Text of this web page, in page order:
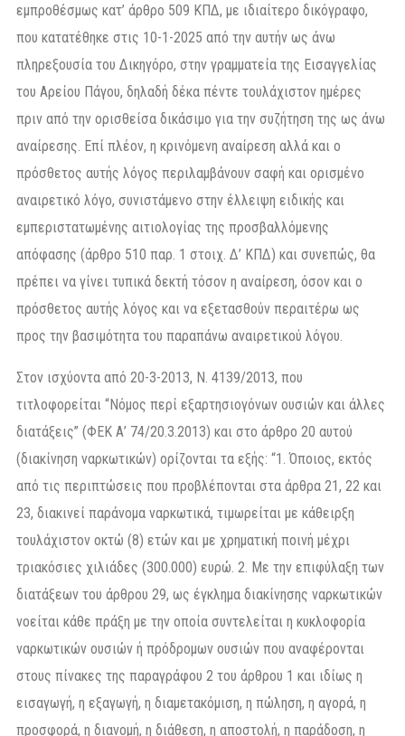
εμπροθέσμως κατ’ άρθρο 509 ΚΠΔ, με ιδιαίτερο δικόγραφο,
που κατατέθηκε στις 10-1-2025 από την αυτήν ως άνω
πληρεξουσία του Δικηγόρο, στην γραμματεία της Εισαγγελίας
του Αρείου Πάγου, δηλαδή δέκα πέντε τουλάχιστον ημέρες
πριν από την ορισθείσα δικάσιμο για την συζήτηση της ως άνω
αναίρεσης. Επί πλέον, η κρινόμενη αναίρεση αλλά και ο
πρόσθετος αυτής λόγος περιλαμβάνουν σαφή και ορισμένο
αναιρετικό λόγο, συνιστάμενο στην έλλειψη ειδικής και
εμπεριστατωμένης αιτιολογίας της προσβαλλόμενης
απόφασης (άρθρο 510 παρ. 1 στοιχ. Δ’ ΚΠΔ) και συνεπώς, θα
πρέπει να γίνει τυπικά δεκτή τόσον η αναίρεση, όσον και ο
πρόσθετος αυτής λόγος και να εξετασθούν περαιτέρω ως
προς την βασιμότητα του παραπάνω αναιρετικού λόγου.
Στον ισχύοντα από 20-3-2013, Ν. 4139/2013, που
τιτλοφορείται “Νόμος περί εξαρτησιογόνων ουσιών και άλλες
διατάξεις” (ΦΕΚ Α’ 74/20.3.2013) και στο άρθρο 20 αυτού
(διακίνηση ναρκωτικών) ορίζονται τα εξής: “1. Όποιος, εκτός
από τις περιπτώσεις που προβλέπονται στα άρθρα 21, 22 και
23, διακινεί παράνομα ναρκωτικά, τιμωρείται με κάθειρξη
τουλάχιστον οκτώ (8) ετών και με χρηματική ποινή μέχρι
τριακόσιες χιλιάδες (300.000) ευρώ. 2. Με την επιφύλαξη των
διατάξεων του άρθρου 29, ως έγκλημα διακίνησης ναρκωτικών
νοείται κάθε πράξη με την οποία συντελείται η κυκλοφορία
ναρκωτικών ουσιών ή πρόδρομων ουσιών που αναφέρονται
στους πίνακες της παραγράφου 2 του άρθρου 1 και ιδίως η
εισαγωγή, η εξαγωγή, η διαμετακόμιση, η πώληση, η αγορά, η
προσφορά, η διανομή, η διάθεση, η αποστολή, η παράδοση, η